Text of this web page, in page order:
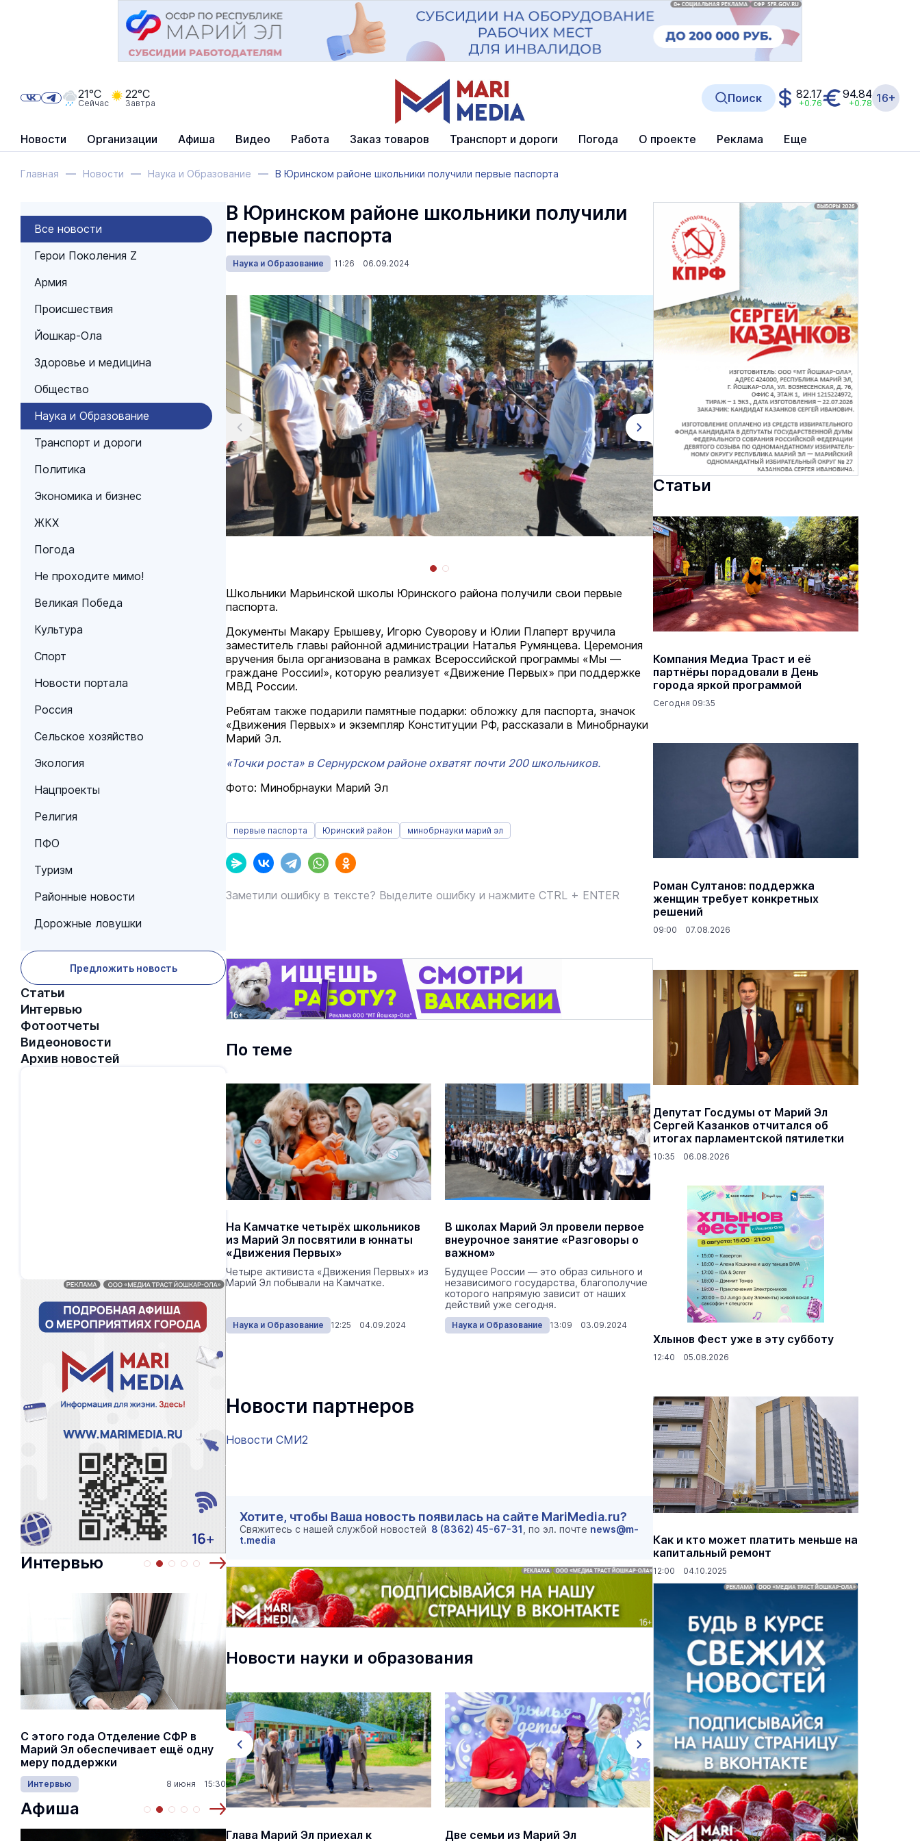
Новости Организации Афиша Видео Работа Заказ товаров Транспорт и дороги Погода О проекте Реклама Еще
21°C
Сейчас
22°C
Завтра Поиск 82.17
+0.76
94.84
+0.78 16+
Главная Новости Наука и Образование В Юринском районе школьники получили первые паспорта
Все новости
Герои Поколения Z
Армия
Происшествия
Йошкар-Ола
Здоровье и медицина
Общество
Наука и Образование
Транспорт и дороги
Политика
Экономика и бизнес
ЖКХ
Погода
Не проходите мимо!
Великая Победа
Культура
Спорт
Новости портала
Россия
Сельское хозяйство
Экология
Нацпроекты
Религия
ПФО
Туризм
Районные новости
Дорожные ловушки
Предложить новость
Статьи
Интервью
Фотоотчеты
Видеоновости
Архив новостей
Интервью
С этого года Отделение СФР в
Марий Эл обеспечивает ещё одну
меру поддержки
Интервью 8 июня 15:30
Алексей Ямаев о премьере в театре
Шкетана: «Для меня не бывает
лёгких спектаклей»
Культура 18 марта 11:05
Как узнать на законных основаниях,
кто собственник недвижимости
Интервью 16 марта 17:00
Василий Дубровин: как продлить
мужское долголетие
Здоровье и медицина 19 февраля 15:55
Афиша
В Юринском районе школьники получили
первые паспорта
Наука и Образование 11:26 06.09.2024
Школьники Марьинской школы Юринского района получили свои первые
паспорта.
Документы Макару Ерышеву, Игорю Суворову и Юлии Плаперт вручила
заместитель главы районной администрации Наталья Румянцева. Церемония
вручения была организована в рамках Всероссийской программы «Мы —
граждане России!», которую реализует «Движение Первых» при поддержке
МВД России.
Ребятам также подарили памятные подарки: обложку для паспорта, значок
«Движения Первых» и экземпляр Конституции РФ, рассказали в Минобрнауки
Марий Эл.
«Точки роста» в Сернурском районе охватят почти 200 школьников.
Фото: Минобрнауки Марий Эл
первые паспорта Юринский район минобрнауки марий эл
Заметили ошибку в тексте? Выделите ошибку и нажмите CTRL + ENTER
По теме
На Камчатке четырёх школьников
из Марий Эл посвятили в юннаты
«Движения Первых»
Четыре активиста «Движения Первых» из
Марий Эл побывали на Камчатке.
Наука и Образование 12:25 04.09.2024
В школах Марий Эл провели первое
внеурочное занятие «Разговоры о
важном»
Будущее России — это образ сильного и
независимого государства, благополучие
которого напрямую зависит от наших
действий уже сегодня.
Наука и Образование 13:09 03.09.2024
Новости партнеров
Новости СМИ2
Хотите, чтобы Ваша новость появилась на сайте MariMedia.ru?
Свяжитесь с нашей службой новостей 8 (8362) 45-67-31 , по эл. почте news@m-
t.media
Новости науки и образования
В Йошкар-Оле преобразился
Глава Марий Эл приехал к
Две семьи из Марий Эл
В Йошкар-Оле перед началом
Статьи
Компания Медиа Траст и её
партнёры порадовали в День
города яркой программой
Сегодня 09:35
Роман Султанов: поддержка
женщин требует конкретных
решений
09:00 07.08.2026
Депутат Госдумы от Марий Эл
Сергей Казанков отчитался об
итогах парламентской пятилетки
10:35 06.08.2026
Хлынов Фест уже в эту субботу
12:40 05.08.2026
Как и кто может платить меньше на
капитальный ремонт
12:00 04.10.2025